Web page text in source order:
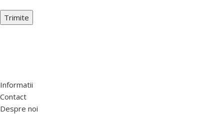
Informatii
Contact
Despre noi